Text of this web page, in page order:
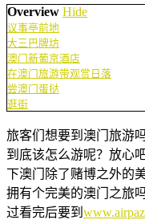
Overview Hide
议事亭前地
大三巴牌坊
澳门新葡京酒店
在澳门旅游带观赏日落
尝澳门蛋挞
逛街
旅客们想要到澳门旅游
到底该怎么游呢？放心
下澳门除了赌博之外的
拥有个完美的澳门之旅
过看完后要到